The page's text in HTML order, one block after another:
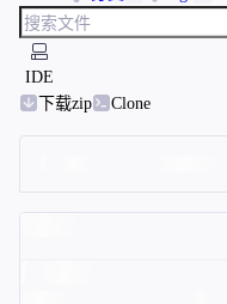
IDE
下载zip
Clone